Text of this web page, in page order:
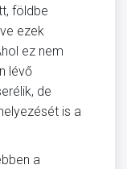
földbe
ezek
ez nem
lévő
de
is a
a